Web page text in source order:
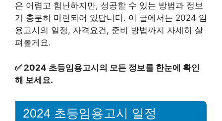
은 어렵고 험난하지만, 성공할 수 있는 방법과 정보
가 충분히 마련되어 있답니다. 이 글에서는 2024 임
용고시의 일정, 자격요건, 준비 방법까지 자세히 살
펴볼게요.
✅ 2024 초등임용고시의 모든 정보를 한눈에 확인
해 보세요.
2024 초등임용고시 일정